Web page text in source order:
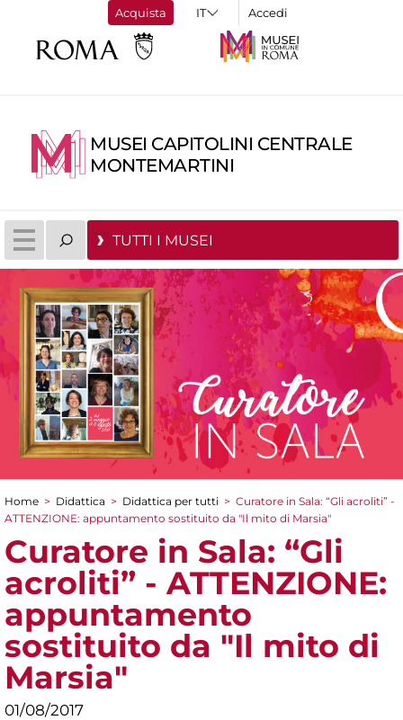
Acquista Accedi
MUSEI CAPITOLINI CENTRALE
MONTEMARTINI
TUTTI I MUSEI
Tu sei qui
Home > Didattica > Didattica per tutti > Curatore in Sala: “Gli acroliti” -
ATTENZIONE: appuntamento sostituito da "Il mito di Marsia"
Curatore in Sala: “Gli
acroliti” - ATTENZIONE:
appuntamento
sostituito da "Il mito di
Marsia"
01/08/2017